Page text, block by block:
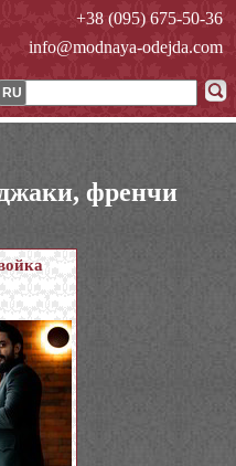
+38 (095) 675-50-36
info@modnaya-odejda.com
RU
френчи